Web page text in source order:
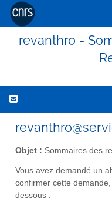
revanthro -
Objet : Sommaires des
Vous avez demandé un
confirmer cette
dessous :